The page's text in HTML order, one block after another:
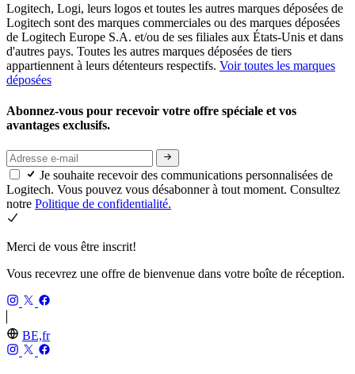
Logitech, Logi, leurs logos et toutes les autres marques déposées de
Logitech sont des marques commerciales ou des marques déposées
de Logitech Europe S.A. et/ou de ses filiales aux États-Unis et dans
d'autres pays. Toutes les autres marques déposées de tiers
appartiennent à leurs détenteurs respectifs. Voir toutes les marques
déposées
Abonnez-vous pour recevoir votre offre spéciale et vos
avantages exclusifs.
Je souhaite recevoir des communications personnalisées de
Logitech. Vous pouvez vous désabonner à tout moment. Consultez
notre Politique de confidentialité.
Merci de vous être inscrit!
Vous recevrez une offre de bienvenue dans votre boîte de réception.
BE,fr